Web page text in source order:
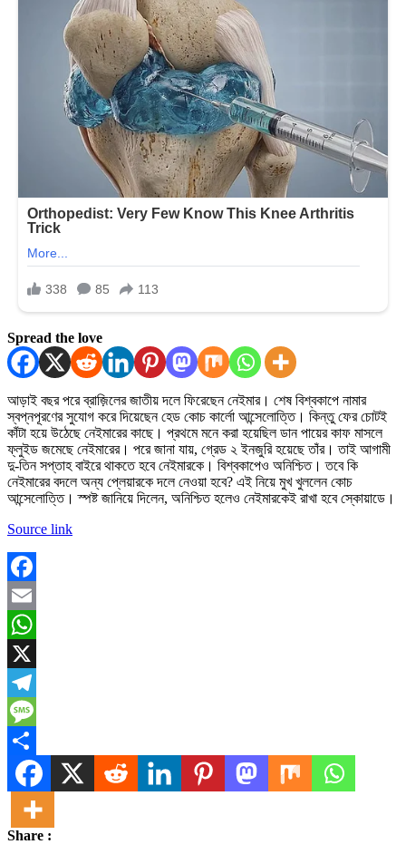
Spread the love
আড়াই বছর পরে ব্রাজ়িলের জাতীয় দলে ফিরেছেন নেইমার। শেষ বিশ্বকাপে নামার
স্বপ্নপূরণের সুযোগ করে দিয়েছেন হেড কোচ কার্লো আন্সেলোত্তি। কিন্তু ফের চোটই
কাঁটা হয়ে উঠেছে নেইমারের কাছে। প্রথমে মনে করা হয়েছিল ডান পায়ের কাফ মাসলে
ফ্লুইড জমেছে নেইমারের। পরে জানা যায়, গ্রেড ২ ইনজুরি হয়েছে তাঁর। তাই আগামী
দু-তিন সপ্তাহ বাইরে থাকতে হবে নেইমারকে। বিশ্বকাপেও অনিশ্চিত। তবে কি
নেইমারের বদলে অন্য প্লেয়ারকে দলে নেওয়া হবে? এই নিয়ে মুখ খুললেন কোচ
আন্সেলোত্তি। স্পষ্ট জানিয়ে দিলেন, অনিশ্চিত হলেও নেইমারকেই রাখা হবে স্কোয়াডে।
Source link
Facebook
Email
WhatsApp
X
Telegram
Message
Share
Share :